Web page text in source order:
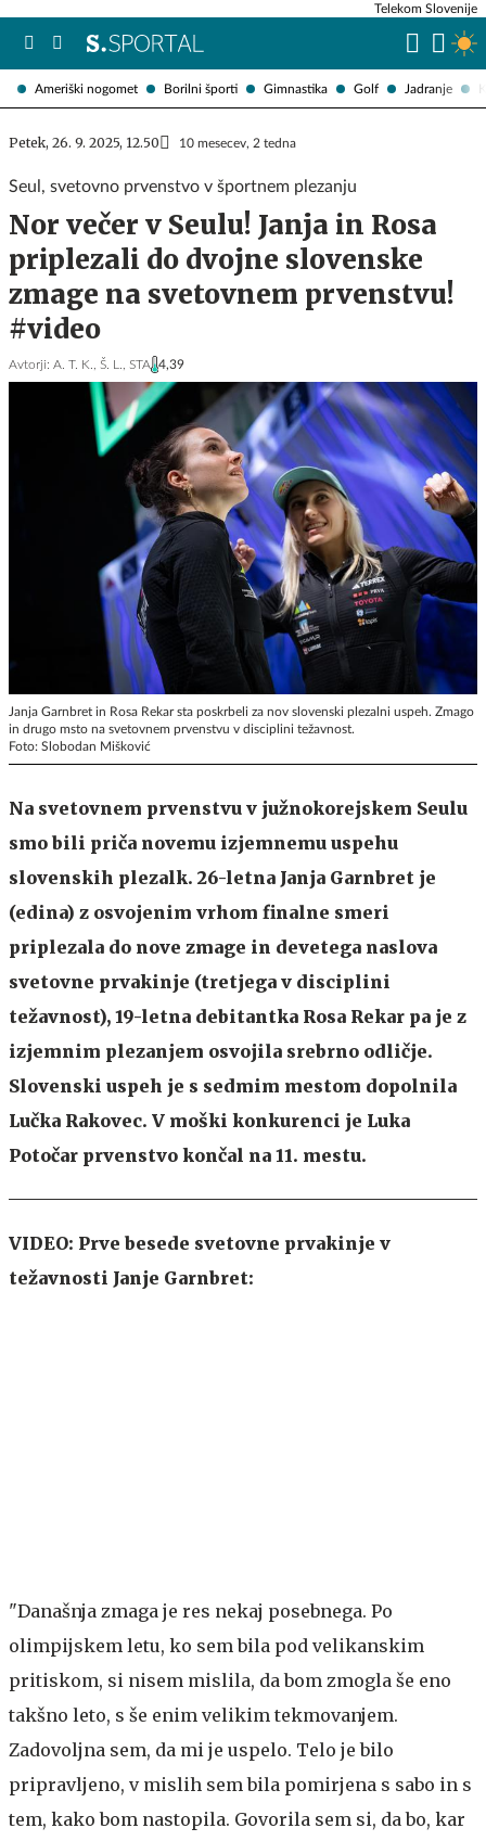
Ameriški nogomet Borilni športi Gimnastika Golf Jadranje
Telekom Slovenije
Petek, 26. 9. 2025, 12.50 10 mesecev, 2 tedna
Seul, svetovno prvenstvo v športnem plezanju
Nor večer v Seulu! Janja in Rosa
priplezali do dvojne slovenske
zmage na svetovnem prvenstvu!
#video
Avtorji: A. T. K., Š. L., STA 4,39
Janja Garnbret in Rosa Rekar sta poskrbeli za nov slovenski plezalni uspeh. Zmago
in drugo msto na svetovnem prvenstvu v disciplini težavnost.
Foto: Slobodan Mišković
Na svetovnem prvenstvu v južnokorejskem Seulu
smo bili priča novemu izjemnemu uspehu
slovenskih plezalk. 26-letna Janja Garnbret je
(edina) z osvojenim vrhom finalne smeri
priplezala do nove zmage in devetega naslova
svetovne prvakinje (tretjega v disciplini
težavnost), 19-letna debitantka Rosa Rekar pa je z
izjemnim plezanjem osvojila srebrno odličje.
Slovenski uspeh je s sedmim mestom dopolnila
Lučka Rakovec. V moški konkurenci je Luka
Potočar prvenstvo končal na 11. mestu.
VIDEO: Prve besede svetovne prvakinje v
težavnosti Janje Garnbret:
"Današnja zmaga je res nekaj posebnega. Po
olimpijskem letu, ko sem bila pod velikanskim
pritiskom, si nisem mislila, da bom zmogla še eno
takšno leto, s še enim velikim tekmovanjem.
Zadovoljna sem, da mi je uspelo. Telo je bilo
pripravljeno, v mislih sem bila pomirjena s sabo in s
tem, kako bom nastopila. Govorila sem si, da bo, kar